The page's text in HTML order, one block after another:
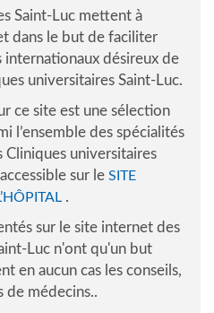
Saint-Luc mettent à
dans le but de faciliter
internationaux désireux de
universitaires Saint-Luc.
ce site est une sélection
l’ensemble des spécialités
Cliniques universitaires
sur le SITE
.
sur le site internet des
Luc n'ont qu'un but
en aucun cas les conseils,
de médecins..